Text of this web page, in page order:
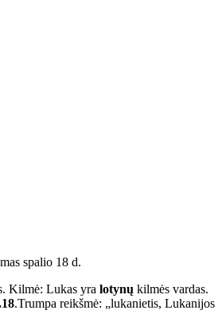
spalio 18 d.
Kilmė: Lukas yra lotynų kilmės vardas.
.Trumpa reikšmė: „lukanietis, Lukanijos